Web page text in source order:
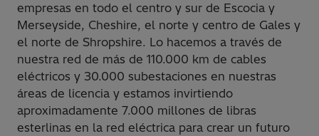
empresas en todo el centro y sur de Escocia y
Merseyside, Cheshire, el norte y centro de Gales y
el norte de Shropshire. Lo hacemos a través de
nuestra red de más de 110.000 km de cables
eléctricos y 30.000 subestaciones en nuestras
áreas de licencia y estamos invirtiendo
aproximadamente 7.000 millones de libras
esterlinas en la red eléctrica para crear un futuro